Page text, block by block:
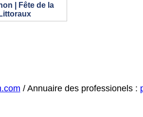
| Fête de la
/ Annuaire des professionels :